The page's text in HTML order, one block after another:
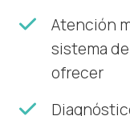
Atención
sistema
ofrecer